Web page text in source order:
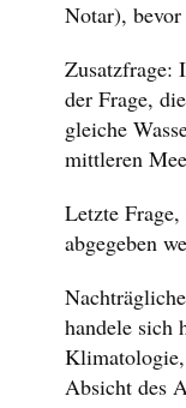
Notar),
Zusatzfrage:
der Frage,
gleiche
mittleren
Letzte
abgegeben
handele sich
Absicht des